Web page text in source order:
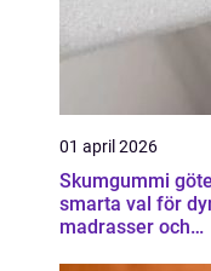
01 april 2026
Skumgummi
smarta val för
madrasser och